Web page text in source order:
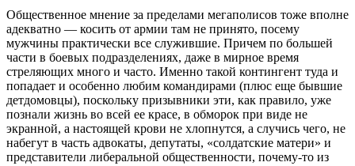
Общественное мнение за пределами мегаполисов тоже вполне
адекватно — косить от армии там не принято, посему
мужчины практически все служившие. Причем по большей
части в боевых подразделениях, даже в мирное время
стреляющих много и часто. Именно такой контингент туда и
попадает и особенно любим командирами (плюс еще бывшие
детдомовцы), поскольку призывники эти, как правило, уже
познали жизнь во всей ее красе, в обморок при виде не
экранной, а настоящей крови не хлопнутся, а случись чего, не
набегут в часть адвокаты, депутаты, «солдатские матери» и
представители либеральной общественности, почему-то из